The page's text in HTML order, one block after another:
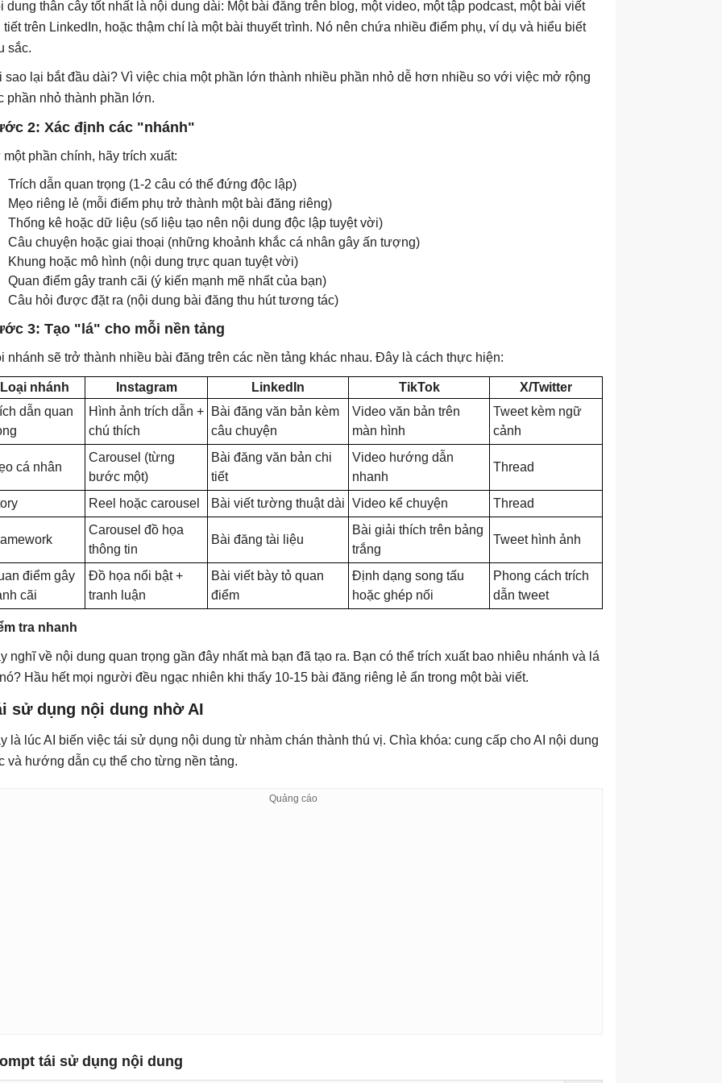
dung thân cây tốt nhất là nội dung dài: Một bài đăng trên blog, một video, một tập podcast, một bài viết
tiết trên LinkedIn, hoặc thậm chí là một bài thuyết trình. Nó nên chứa nhiều điểm phụ, ví dụ và hiểu biết
sắc.
sao lại bắt đầu dài? Vì việc chia một phần lớn thành nhiều phần nhỏ dễ hơn nhiều so với việc mở rộng
phần nhỏ thành phần lớn.
2: Xác định các "nhánh"
phần chính, hãy trích xuất:
Trích dẫn quan trọng (1-2 câu có thể đứng độc lập)
Mẹo riêng lẻ (mỗi điểm phụ trở thành một bài đăng riêng)
Thống kê hoặc dữ liệu (số liệu tạo nên nội dung độc lập tuyệt vời)
Câu chuyện hoặc giai thoại (những khoảnh khắc cá nhân gây ấn tượng)
Khung hoặc mô hình (nội dung trực quan tuyệt vời)
Quan điểm gây tranh cãi (ý kiến ​​mạnh mẽ nhất của bạn)
Câu hỏi được đặt ra (nội dung bài đăng thu hút tương tác)
3: Tạo "lá" cho mỗi nền tảng
nhánh sẽ trở thành nhiều bài đăng trên các nền tảng khác nhau. Đây là cách thực hiện:
Loại nhánh Instagram LinkedIn TikTok
X/Twitter
dẫn quan
Hình ảnh trích dẫn +
chú thích
Bài đăng văn bản kèm
câu chuyện
Video văn bản trên
màn hình
Tweet kèm ngữ
cảnh
cá nhân
Carousel (từng
bước một)
Bài đăng văn bản chi
tiết
Video hướng dẫn
nhanh
Thread
Reel hoặc carousel Bài viết tường thuật dài Video kể chuyện Thread
Carousel đồ họa
thông tin
Bài đăng tài liệu
Bài giải thích trên bảng
trắng
Tweet hình ảnh
điểm gây
cãi
Đồ họa nổi bật +
tranh luận
Bài viết bày tỏ quan
điểm
Định dạng song tấu
hoặc ghép nối
Phong cách trích
dẫn tweet
tra nhanh
nghĩ về nội dung quan trọng gần đây nhất mà bạn đã tạo ra. Bạn có thể trích xuất bao nhiêu nhánh và lá
Hầu hết mọi người đều ngạc nhiên khi thấy 10-15 bài đăng riêng lẻ ẩn trong một bài viết.
sử dụng nội dung nhờ AI
là lúc AI biến việc tái sử dụng nội dung từ nhàm chán thành thú vị. Chìa khóa: cung cấp cho AI nội dung
và hướng dẫn cụ thể cho từng nền tảng.
tái sử dụng nội dung